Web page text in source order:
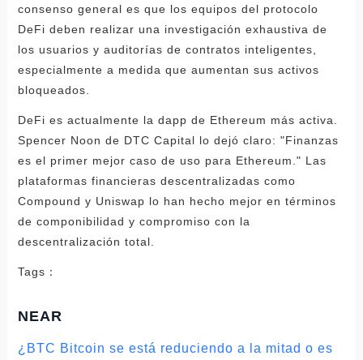
consenso general es que los equipos del protocolo
DeFi deben realizar una investigación exhaustiva de
los usuarios y auditorías de contratos inteligentes,
especialmente a medida que aumentan sus activos
bloqueados.
DeFi es actualmente la dapp de Ethereum más activa.
Spencer Noon de DTC Capital lo dejó claro: "Finanzas
es el primer mejor caso de uso para Ethereum." Las
plataformas financieras descentralizadas como
Compound y Uniswap lo han hecho mejor en términos
de componibilidad y compromiso con la
descentralización total.
Tags：
NEAR
¿BTC Bitcoin se está reduciendo a la mitad o es